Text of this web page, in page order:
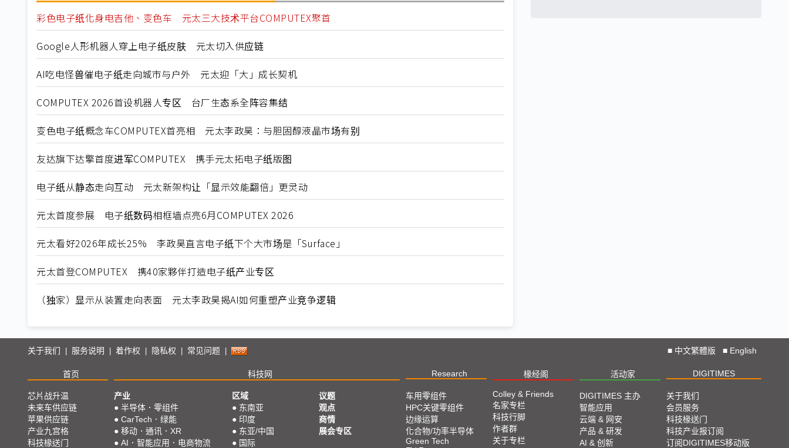
彩色电子纸化身电吉他、变色车 元太三大技术平台COMPUTEX聚首
Google人形机器人穿上电子纸皮肤 元太切入供应链
AI吃电怪兽催电子纸走向城市与户外 元太迎「大」成长契机
COMPUTEX 2026首设机器人专区 台厂生态系全阵容集结
变色电子纸概念车COMPUTEX首亮相 元太李政昊：与胆固醇液晶市场有别
友达旗下达擎首度进军COMPUTEX 携手元太拓电子纸版图
电子纸从静态走向互动 元太新架构让「显示效能翻倍」更灵动
元太首度参展 电子纸数码相框墙点亮6月COMPUTEX 2026
元太看好2026年成长25% 李政昊直言电子纸下个大市场是「Surface」
元太首登COMPUTEX 携40家夥伴打造电子纸产业专区
（独家）显示从装置走向表面 元太李政昊揭AI如何重塑产业竞争逻辑
关于我们 服务说明 着作权 隐私权 常见问题 ■ 中文繁體版 ■ English
首页 科技网 Research 椽经阁 活动家 DIGITIMES
芯片战升温
未来车供应链
苹果供应链
产业九宫格
科技椽送门
产业
● 半导体．零组件
● CarTech．绿能
● 移动．通讯．XR
● AI．智能应用．电商物流
区域
● 东南亚
● 印度
● 东亚/中国
● 国际
议题
观点
商情
展会专区
车用零组件
HPC关键零组件
边缘运算
化合物/功率半导体
Green Tech
Colley & Friends
名家专栏
科技行脚
作者群
关于专栏
DIGITIMES 主办
智能应用
云端 & 网安
产品 & 研发
AI & 创新
关于我们
会员服务
科技椽送门
科技产业报订阅
订阅DIGITIMES移动版